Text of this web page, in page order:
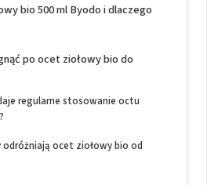
bio 500 ml Byodo i dlaczego
po ocet ziołowy bio do
regularne stosowanie octu
odróżniają ocet ziołowy bio od